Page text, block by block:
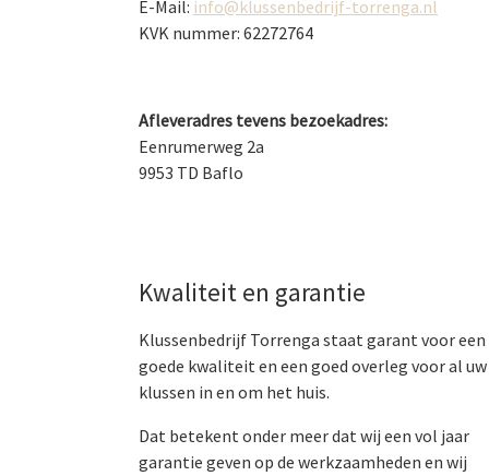
E-Mail: info@klussenbedrijf-torrenga.nl
KVK nummer: 62272764
Afleveradres tevens bezoekadres:
Eenrumerweg 2a
9953 TD Baflo
Kwaliteit en garantie
Klussenbedrijf Torrenga staat garant voor een
goede kwaliteit en een goed overleg voor al uw
klussen in en om het huis.
Dat betekent onder meer dat wij een vol jaar
garantie geven op de werkzaamheden en wij